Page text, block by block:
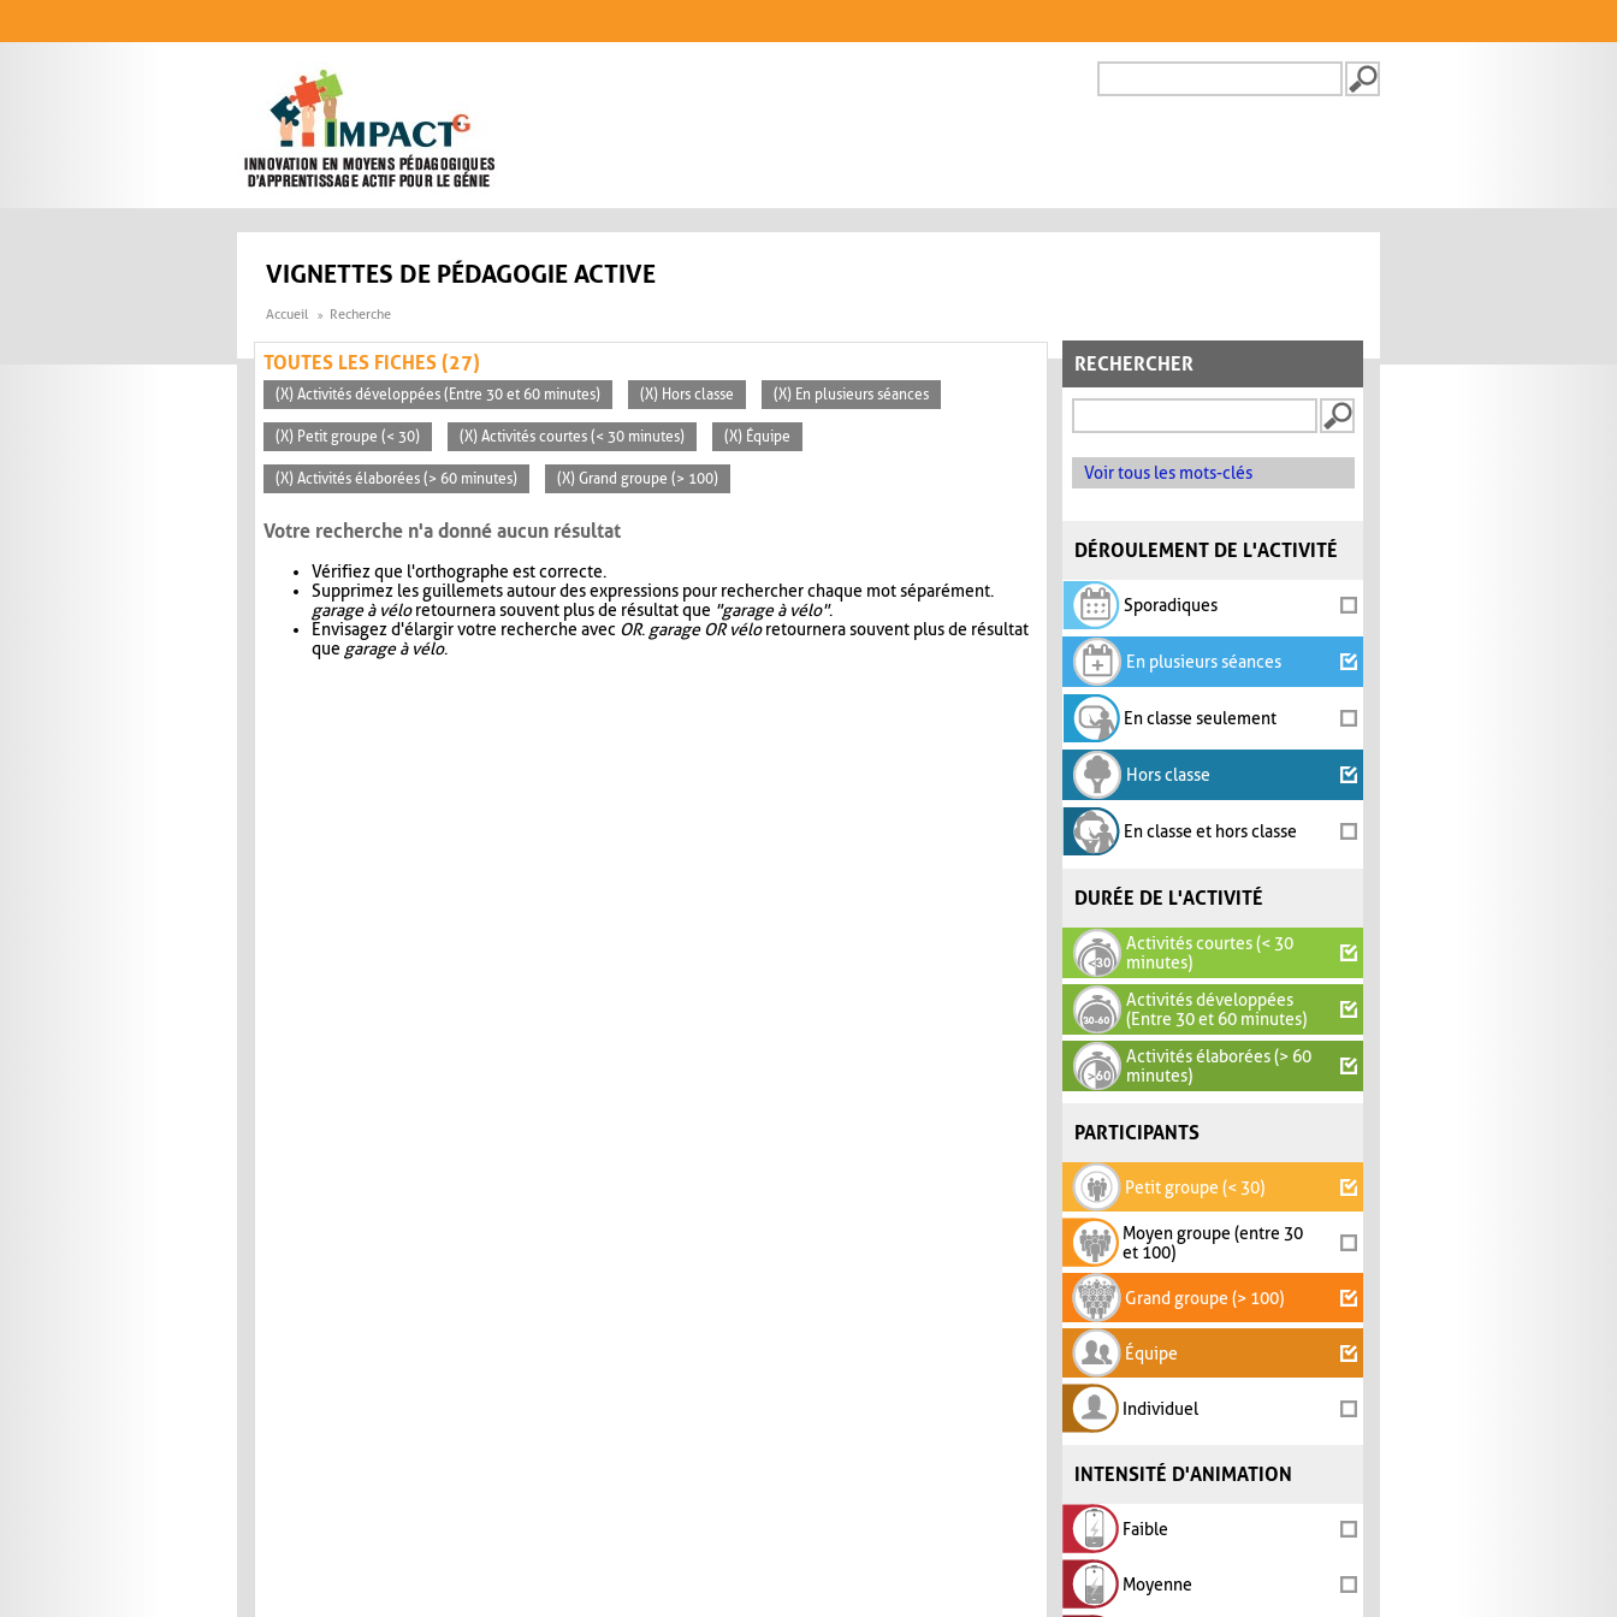
FORMULAIRE DE
VIGNETTES DE PÉDAGOGIE ACTIVE
Accueil Recherche
RECHERCHER
Voir tous les mots-clés
DÉROULEMENT DE L'ACTIVITÉ
Sporadiques
En plusieurs séances
En classe seulement
Hors classe
En classe et hors classe
DURÉE DE L'ACTIVITÉ
Activités courtes (< 30
minutes)
Activités développées
(Entre 30 et 60 minutes)
Activités élaborées (> 60
minutes)
PARTICIPANTS
Petit groupe (< 30)
Moyen groupe (entre 30
et 100)
Grand groupe (> 100)
Équipe
Individuel
INTENSITÉ D'ANIMATION
Faible
Moyenne
TOUTES LES FICHES (27)
(X) Activités développées (Entre 30 et 60 minutes) (X) Hors classe (X) En plusieurs séances
(X) Petit groupe (< 30) (X) Activités courtes (< 30 minutes) (X) Équipe
(X) Activités élaborées (> 60 minutes) (X) Grand groupe (> 100)
Votre recherche n'a donné aucun résultat
Vérifiez que l'orthographe est correcte.
Supprimez les guillemets autour des expressions pour rechercher chaque mot séparément.
garage à véloretournera souvent plus de résultat que "garage à vélo".
Envisagez d'élargir votre recherche avec OR. garage OR véloretournera souvent plus de résultat
que garage à vélo.